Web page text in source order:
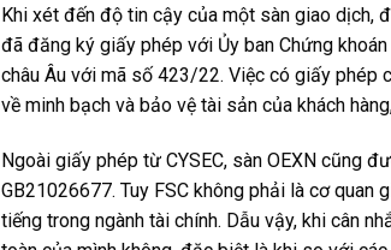
Khi xét đến độ tin cậy của một sàn giao dịch,
đã đăng ký giấy phép với Ủy ban Chứng
châu Âu với mã số 423/22. Việc có giấy phép
về minh bạch và bảo vệ tài sản của khách
Ngoài giấy phép từ CYSEC, sàn OEXN cũng
GB21026677. Tuy FSC không phải là cơ
tiếng trong ngành tài chính. Dẫu vậy, khi cân